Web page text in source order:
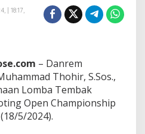
| 18:17,
– Danrem
Thohir, S.Sos.,
Lomba Tembak
Open Championship
5/2024).